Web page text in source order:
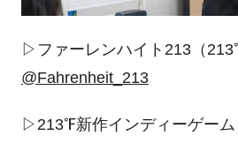
▷ファーレンハイト 213（
@Fahrenheit_213
▷ 213℉新作インディーゲーム